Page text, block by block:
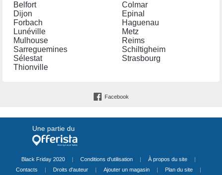
Belfort
Colmar
Dijon
Epinal
Forbach
Haguenau
Lunéville
Metz
Mulhouse
Reims
Sarreguemines
Schiltigheim
Sélestat
Strasbourg
Thionville
Facebook
Une partie du
Black Friday 2020 | Conditions d'utilisation | À propos du site
|
Contacts
| Droits d'auteur | Ajouter un magasin | Plan du site |